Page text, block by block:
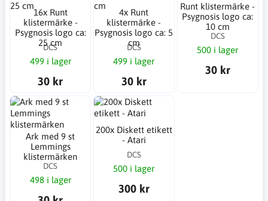
16x Runt
klistermärke -
Psygnosis logo ca:
25 cm
DCS
499 i lager
30 kr
4x Runt
klistermärke -
Psygnosis logo ca: 5
cm
DCS
499 i lager
30 kr
Runt klistermärke -
Psygnosis logo ca:
10 cm
DCS
500 i lager
30 kr
Ark med 9 st
Lemmings
klistermärken
DCS
498 i lager
200x Diskett etikett
- Atari
DCS
500 i lager
300 kr